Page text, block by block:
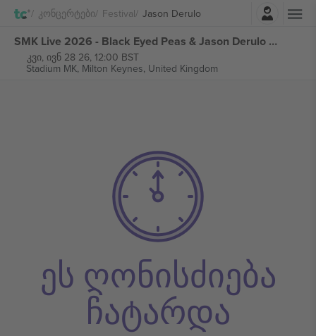
Კონცერტები Festival Jason Derulo
შესვლა
SMK Live 2026 - Black Eyed Peas & Jason Derulo ბილეთი
კვი, ივნ 28 26, 12:00 BST
Stadium MK, Milton Keynes, United Kingdom
ეს ღონისძიება
ჩატარდა